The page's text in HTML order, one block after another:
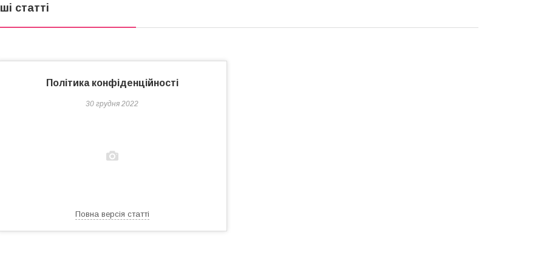
статті
Політика конфіденційності
30 грудня 2022
Повна версія статті